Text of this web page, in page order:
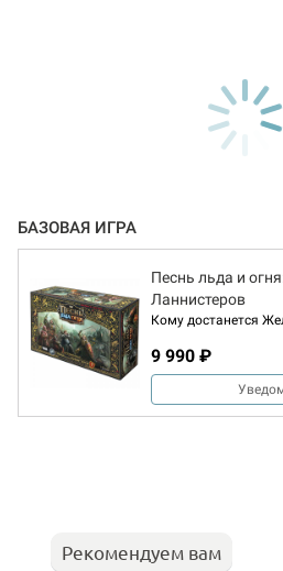
БАЗОВАЯ ИГРА
Песнь льда и
Ланнистеров
Кому достанется
9 990 ₽
Рекомендуем вам